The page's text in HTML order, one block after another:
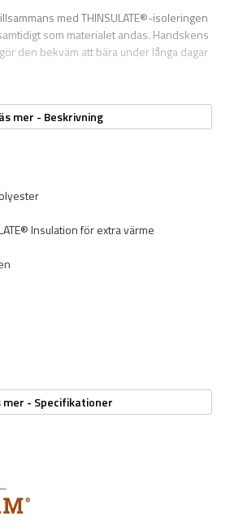
med THINSULATE®-isoleringen
som materialet andas. Handskens
den bekväm att bära under långa dagar
mer - Beskrivning
Insulation för extra värme
mer - Specifikationer